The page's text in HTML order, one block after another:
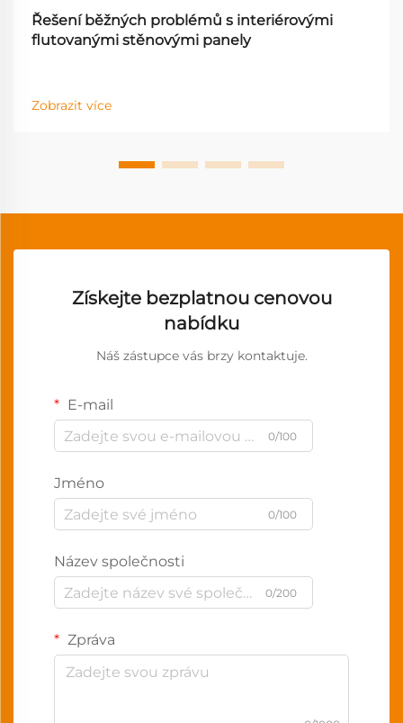
Řešení běžných problémů s interiérovými
flutovanými stěnovými panely
Zobrazit více
Získejte bezplatnou cenovou
nabídku
Náš zástupce vás brzy kontaktuje.
E-mail
0/100
Jméno
0/100
Název společnosti
0/200
Zpráva